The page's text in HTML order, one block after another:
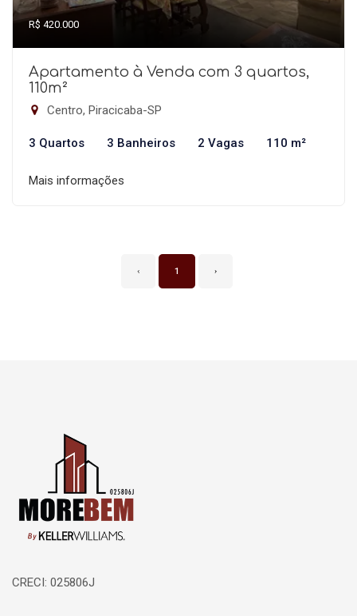
R$ 420.000
Apartamento à Venda com 3 quartos,
110m²
Centro, Piracicaba-SP
3 Quartos 3 Banheiros 2 Vagas 110 m²
Mais informações
‹ 1 ›
Página inicial
CRECI: 025806J